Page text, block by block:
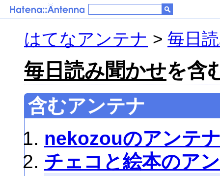
はてなアンテナ > 毎日
毎日読み聞かせを含
含むアンテナ
nekozouのアンテ
チェコと絵本のア